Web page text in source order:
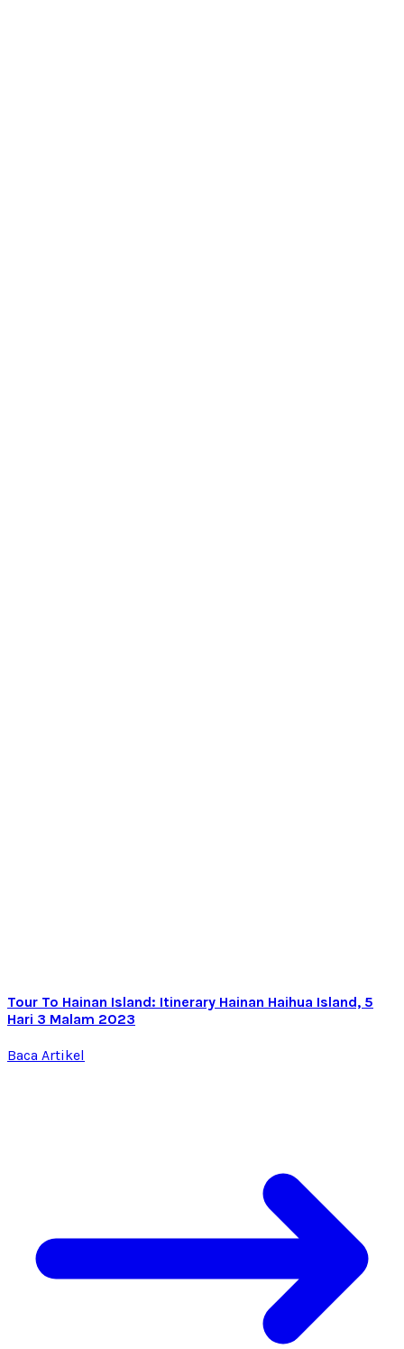
Tour To Hainan Island: Itinerary Hainan Haihua Island, 5
Hari 3 Malam 2023
Baca Artikel